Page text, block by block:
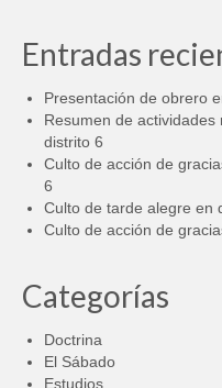
Entradas
Presentación de obrero
Resumen de
distrito 6
Culto de acción de
6
Culto de tarde alegre en
Culto de acción de
Categorías
Doctrina
El Sábado
Estudios